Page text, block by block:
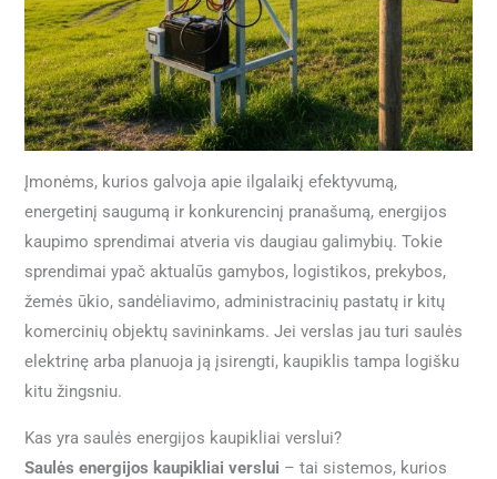
Įmonėms, kurios galvoja apie ilgalaikį efektyvumą,
energetinį saugumą ir konkurencinį pranašumą, energijos
kaupimo sprendimai atveria vis daugiau galimybių. Tokie
sprendimai ypač aktualūs gamybos, logistikos, prekybos,
žemės ūkio, sandėliavimo, administracinių pastatų ir kitų
komercinių objektų savininkams. Jei verslas jau turi saulės
elektrinę arba planuoja ją įsirengti, kaupiklis tampa logišku
kitu žingsniu.
Kas yra saulės energijos kaupikliai verslui?
Saulės energijos kaupikliai verslui – tai sistemos, kurios